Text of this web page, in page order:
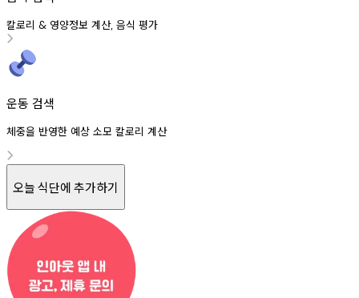
칼로리 & 영양정보 계산, 음식 평가
운동 검색
체중을 반영한 예상 소모 칼로리 계산
오늘 식단에 추가하기